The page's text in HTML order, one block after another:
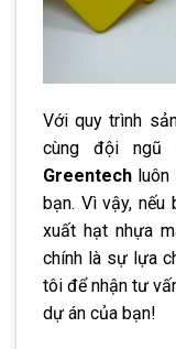
Với quy trình
cùng đội ngũ
Greentech luôn
bạn. Vì vậy,
xuất hạt nhựa
chính là sự lựa
tôi để nhận tư
dự án của bạn!